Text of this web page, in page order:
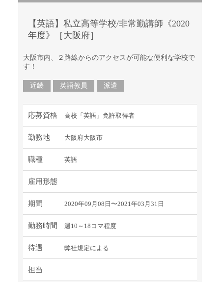
【英語】私立高等学校/非常勤講師《2020
年度》［大阪府］
大阪市内、２路線からのアクセスが可能な便利な学校で
す！
近畿 英語教員 派遣
応募資格 高校「英語」免許取得者
勤務地 大阪府大阪市
職種 英語
雇用形態
期間 2020年09月08日〜2021年03月31日
勤務時間 週10～18コマ程度
待遇 弊社規定による
担当